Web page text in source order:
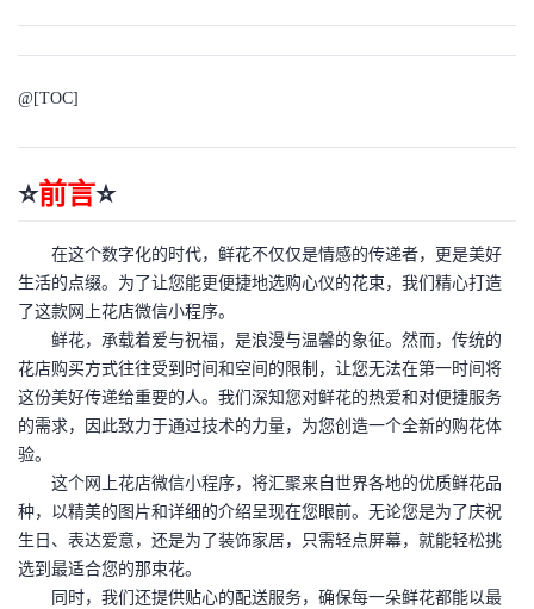
我
客
论
坛
的
圈
子
我
的
直
我
的
动
我
关
注
者
我
的
课
我
的
证
我
实
验
的
收
支
的
技
术
持
我
的
云
建
议
@[TOC]
⭐前言⭐
在这个数字化的时代，鲜花不仅仅是情感的传递者，更是美好
生活的点缀。为了让您能更便捷地选购心仪的花束，我们精心打造
了这款网上花店微信小程序。
鲜花，承载着爱与祝福，是浪漫与温馨的象征。然而，传统的
花店购买方式往往受到时间和空间的限制，让您无法在第一时间将
这份美好传递给重要的人。我们深知您对鲜花的热爱和对便捷服务
的需求，因此致力于通过技术的力量，为您创造一个全新的购花体
验。
这个网上花店微信小程序，将汇聚来自世界各地的优质鲜花品
种，以精美的图片和详细的介绍呈现在您眼前。无论您是为了庆祝
生日、表达爱意，还是为了装饰家居，只需轻点屏幕，就能轻松挑
选到最适合您的那束花。
同时，我们还提供贴心的配送服务，确保每一朵鲜花都能以最